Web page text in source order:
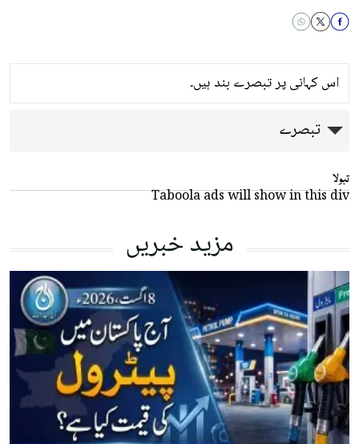
اس کہانی پر تبصرے بند ہیں۔
تبصرے
تبولا
Taboola ads will show in this div
مزید خبریں